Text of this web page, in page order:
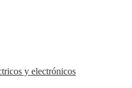
y electrónicos